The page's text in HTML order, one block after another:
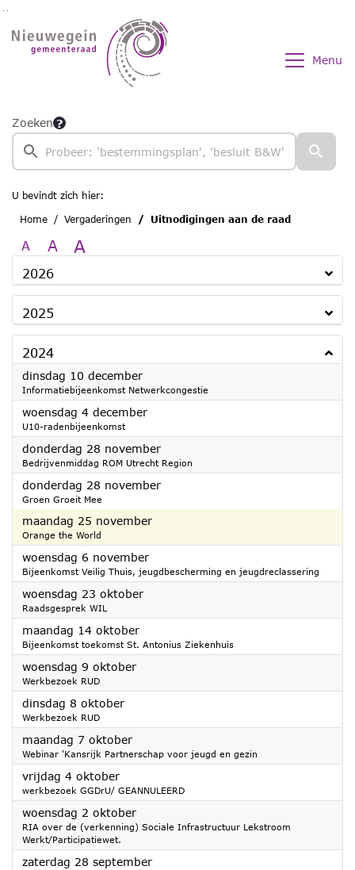
Ga naar de inhoud van deze pagina
Menu
Zoeken
U bevindt zich hier:
Home
Vergaderingen Uitnodigingen aan de raad
A A A
2026
2025
2024
dinsdag 10 december2024
Informatiebijeenkomst Netwerkcongestie
woensdag 4 december2024
U10-radenbijeenkomst
donderdag 28 november2024
Bedrijvenmiddag ROM Utrecht Region
donderdag 28 november2024
Groen Groeit Mee
maandag 25 november2024
Orange the World
woensdag 6 november2024
Bijeenkomst Veilig Thuis, jeugdbescherming en jeugdreclassering
woensdag 23 oktober2024
Raadsgesprek WIL
maandag 14 oktober2024
Bijeenkomst toekomst St. Antonius Ziekenhuis
woensdag 9 oktober2024
Werkbezoek RUD
dinsdag 8 oktober2024
Werkbezoek RUD
maandag 7 oktober2024
Webinar 'Kansrijk Partnerschap voor jeugd en gezin
vrijdag 4 oktober2024
werkbezoek GGDrU/ GEANNULEERD
woensdag 2 oktober2024
RIA over de (verkenning) Sociale Infrastructuur Lekstroom
Werkt/Participatiewet.
zaterdag 28 september2024